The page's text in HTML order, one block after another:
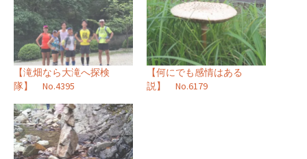
【滝畑なら大滝へ探検
隊】 No.4395
【何にでも感情はある
説】 No.6179